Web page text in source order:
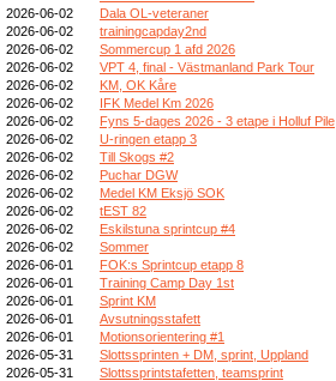
2026-06-02
Dala OL-veteraner
2026-06-02
trainingcapday2nd
2026-06-02
Sommercup 1 afd 2026
2026-06-02
VPT 4, final - Västmanland Park Tour
2026-06-02
KM, OK Kåre
2026-06-02
IFK Medel Km 2026
2026-06-02
Fyns 5-dages 2026 - 3 etape i Holluf Pile
2026-06-02
U-ringen etapp 3
2026-06-02
Till Skogs #2
2026-06-02
Puchar DGW
2026-06-02
Medel KM Eksjö SOK
2026-06-02
tEST 82
2026-06-02
Eskilstuna sprintcup #4
2026-06-02
Sommer
2026-06-01
FOK:s Sprintcup etapp 8
2026-06-01
Training Camp Day 1st
2026-06-01
Sprint KM
2026-06-01
Avsutningsstafett
2026-06-01
Motionsorientering #1
2026-05-31
Slottssprinten + DM, sprint, Uppland
2026-05-31
Slottssprintstafetten, teamsprint